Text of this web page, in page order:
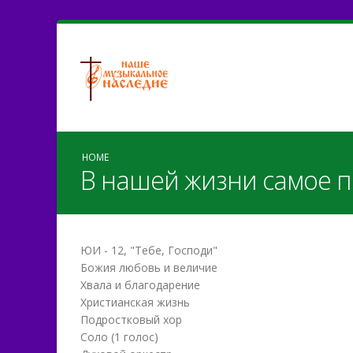
HOME
В нашей жизни самое
ЮИ - 12, "Тебе, Господи"
Божия любовь и величие
Хвала и благодарение
Христианская жизнь
Подростковый хор
Соло (1 голос)